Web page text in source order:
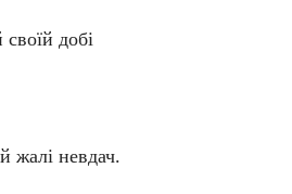
добі
жалі невдач.